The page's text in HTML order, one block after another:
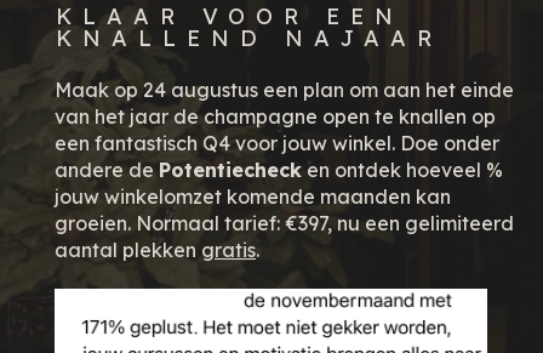
KLAAR VOOR EEN
KNALLEND NAJAAR
Maak op 24 augustus een plan om aan het einde
van het jaar de champagne open te knallen op
een fantastisch Q4 voor jouw winkel. Doe onder
andere de Potentiecheck en ontdek hoeveel %
jouw winkelomzet komende maanden kan
groeien. Normaal tarief: €397, nu een gelimiteerd
aantal plekken gratis.